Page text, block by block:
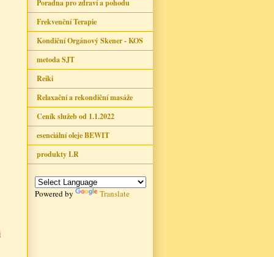
Poradna pro zdraví a pohodu
Frekvenční Terapie
Kondiční Orgánový Skener - KOS
metoda SJT
Reiki
Relaxační a rekondiční masáže
Ceník služeb od 1.1.2022
esenciální oleje BEWIT
produkty LR
Powered by Translate